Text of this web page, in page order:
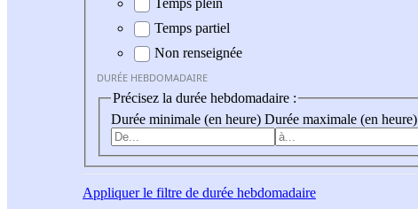
Temps plein
Temps partiel
Non renseignée
DURÉE HEBDOMADAIRE
Précisez la durée hebdomadaire :
Durée minimale (en heure) Durée maximale (en heure)
Appliquerle filtre de durée hebdomadaire